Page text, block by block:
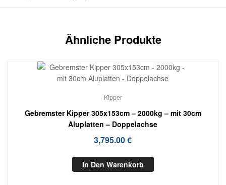
Ähnliche Produkte
Kipper
Gebremster Kipper 305x153cm – 2000kg – mit 30cm
Aluplatten – Doppelachse
3,795.00€
In Den Warenkorb